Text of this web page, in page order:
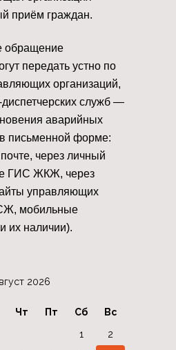
приём граждан.
обращение
передать устно по
организаций,
служб —
аварийных
письменной форме:
через личный
ГИС ЖКЖ, через
управляющих
мобильные
их наличии).
2026
Чт Пт Сб Вс
1
2